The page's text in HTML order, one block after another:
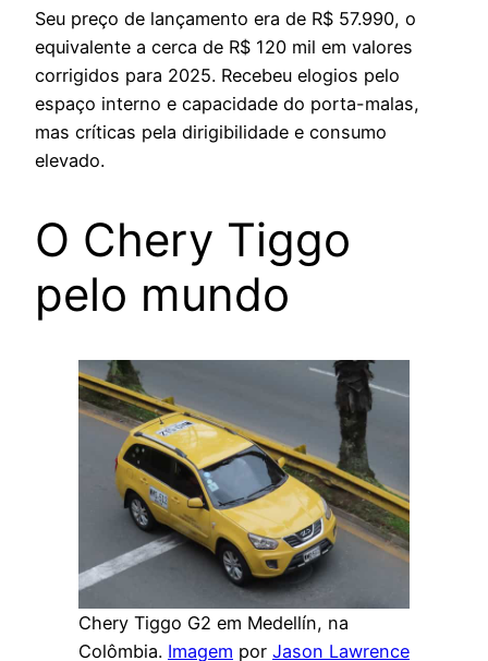
Seu preço de lançamento era de R$ 57.990, o
equivalente a cerca de R$ 120 mil em valores
corrigidos para 2025. Recebeu elogios pelo
espaço interno e capacidade do porta-malas,
mas críticas pela dirigibilidade e consumo
elevado.
O Chery Tiggo
pelo mundo
Chery Tiggo G2 em Medellín, na
Colômbia. Imagem por Jason Lawrence